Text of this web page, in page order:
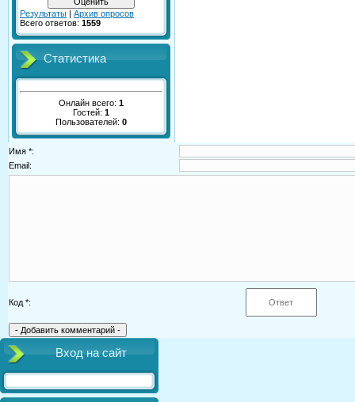
Результаты | Архив опросов
Всего ответов: 1559
Статистика
Онлайн всего: 1
Гостей: 1
Пользователей: 0
Имя *:
Email:
Код *:
Вход на сайт